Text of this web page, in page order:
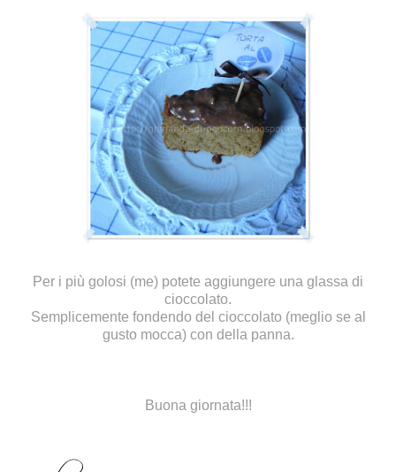
Per i più golosi (me) potete aggiungere una glassa di
cioccolato.
Semplicemente fondendo del cioccolato (meglio se al
gusto mocca) con della panna.
Buona giornata!!!